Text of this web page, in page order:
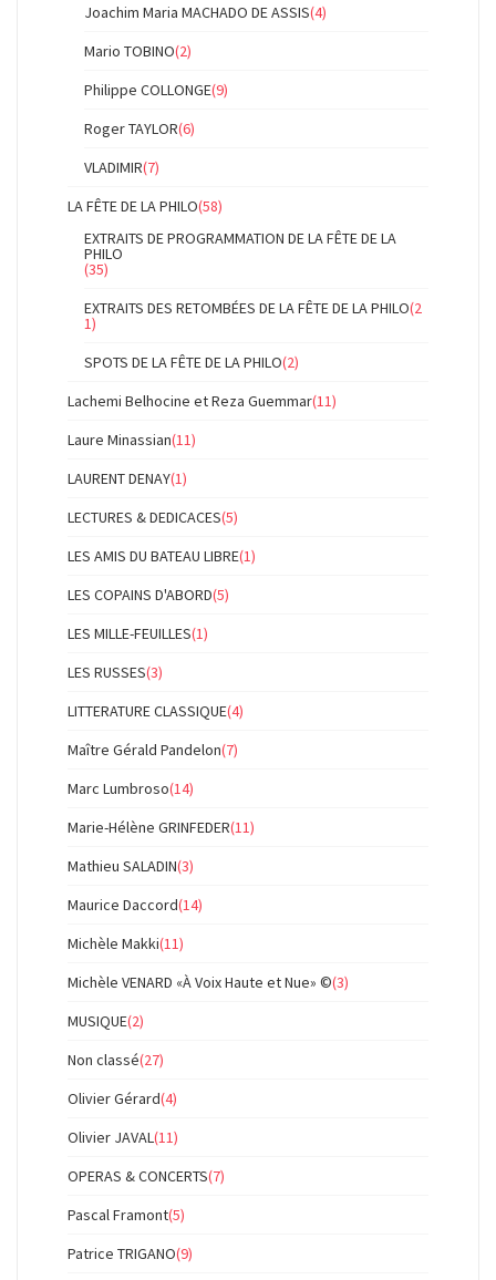
Joachim Maria MACHADO DE ASSIS(4)
Mario TOBINO(2)
Philippe COLLONGE(9)
Roger TAYLOR(6)
VLADIMIR(7)
LA FÊTE DE LA PHILO(58)
EXTRAITS DE PROGRAMMATION DE LA FÊTE DE LA
PHILO
(35)
EXTRAITS DES RETOMBÉES DE LA FÊTE DE LA PHILO(2
1)
SPOTS DE LA FÊTE DE LA PHILO(2)
Lachemi Belhocine et Reza Guemmar(11)
Laure Minassian(11)
LAURENT DENAY(1)
LECTURES & DEDICACES(5)
LES AMIS DU BATEAU LIBRE(1)
LES COPAINS D'ABORD(5)
LES MILLE-FEUILLES(1)
LES RUSSES(3)
LITTERATURE CLASSIQUE(4)
Maître Gérald Pandelon(7)
Marc Lumbroso(14)
Marie-Hélène GRINFEDER(11)
Mathieu SALADIN(3)
Maurice Daccord(14)
Michèle Makki(11)
Michèle VENARD «À Voix Haute et Nue» ©(3)
MUSIQUE(2)
Non classé(27)
Olivier Gérard(4)
Olivier JAVAL(11)
OPERAS & CONCERTS(7)
Pascal Framont(5)
Patrice TRIGANO(9)